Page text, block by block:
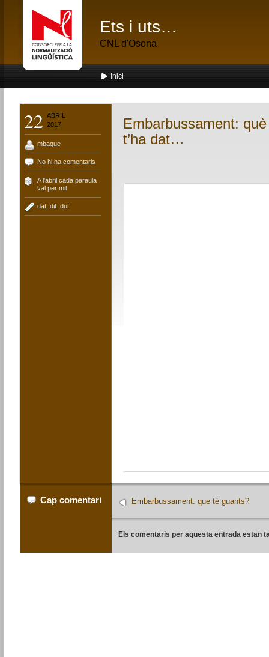
Ets i uts…
CNL d'Osona
Inici
22
ABRIL
2017
mbaque
No hi ha comentaris
A l'abril cada paraula
val per mil
dat ,dit ,dut
Embarbussament:
t’ha dat…
Cap comentari Embarbussament: que té guants?
Els comentaris per aquesta entrada estan